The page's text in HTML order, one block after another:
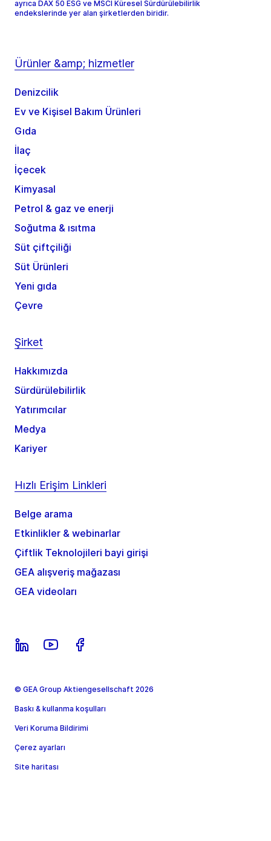
ayrıca DAX 50 ESG ve MSCI Küresel Sürdürülebilirlik
endekslerinde yer alan şirketlerden biridir.
Ürünler &amp; hizmetler
Denizcilik
Ev ve Kişisel Bakım Ürünleri
Gıda
İlaç
İçecek
Kimyasal
Petrol & gaz ve enerji
Soğutma & ısıtma
Süt çiftçiliği
Süt Ürünleri
Yeni gıda
Çevre
Şirket
Hakkımızda
Sürdürülebilirlik
Yatırımcılar
Medya
Kariyer
Hızlı Erişim Linkleri
Belge arama
Etkinlikler & webinarlar
Çiftlik Teknolojileri bayi girişi
GEA alışveriş mağazası
GEA videoları
© GEA Group Aktiengesellschaft 2026
Baskı & kullanma koşulları
Veri Koruma Bildirimi
Çerez ayarları
Site haritası